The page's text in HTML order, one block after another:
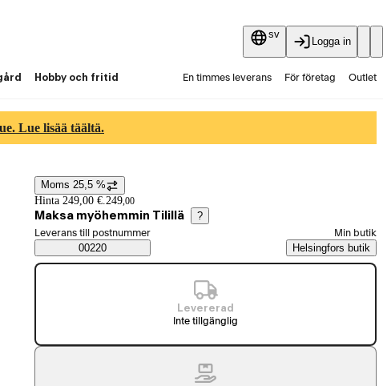
sv
Logga in
Hobby och fritid En timmes leverans För företag Outlet
Lue lisää täältä.
Prisinformation
Moms 25,5 %
Hinta 249,00 €. 249,00
Maksa myöhemmin Tilillä ?
Saatavuustiedot
Välj beställningssätt
Leverans till postnummer
00220
Min butik
Helsingfors butik
Levererad
Inte tillgänglig